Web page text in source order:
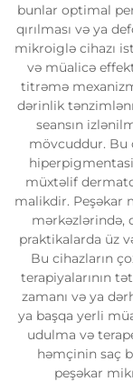
bunlar optimal
qırılması və ya
mikroiglə cihazı
və müalicə
titrəmə
dərinlik
seansın
mövcuddur. Bu
müxtəlif
malikdir. Peşəkar
mərkəzlərində,
praktikalarda üz
Bu cihazların
terapiyalarının
zamanı və ya
ya başqa yerli
udulma və
həmçinin saç
peşəkar